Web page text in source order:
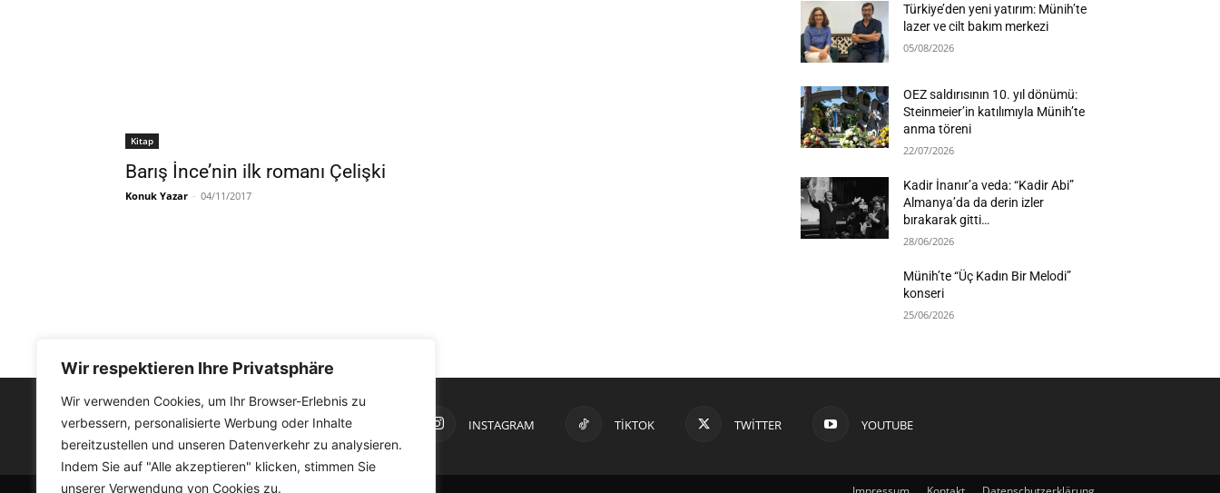
Wir respektieren Ihre Privatsphäre
Wir verwenden Cookies, um Ihr Browser-Erlebnis zu
verbessern, personalisierte Werbung oder Inhalte
bereitzustellen und unseren Datenverkehr zu analysieren.
Indem Sie auf "Alle akzeptieren" klicken, stimmen Sie
unserer Verwendung von Cookies zu.
Kitap
Barış İnce’nin ilk romanı Çelişki
Konuk Yazar - 04/11/2017
Türkiye’den yeni yatırım: Münih’te
lazer ve cilt bakım merkezi
05/08/2026
OEZ saldırısının 10. yıl dönümü:
Steinmeier’in katılımıyla Münih’te
anma töreni
22/07/2026
Kadir İnanır’a veda: “Kadir Abi”
Almanya’da da derin izler
bırakarak gitti…
28/06/2026
Münih’te “Üç Kadın Bir Melodi”
konseri
25/06/2026
FACEBOOK INSTAGRAM TIKTOK TWITTER YOUTUBE